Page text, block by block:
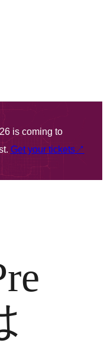
is coming to
Get your tickets↗